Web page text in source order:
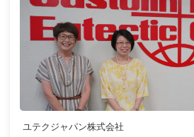
ユテクジャパン株式会社